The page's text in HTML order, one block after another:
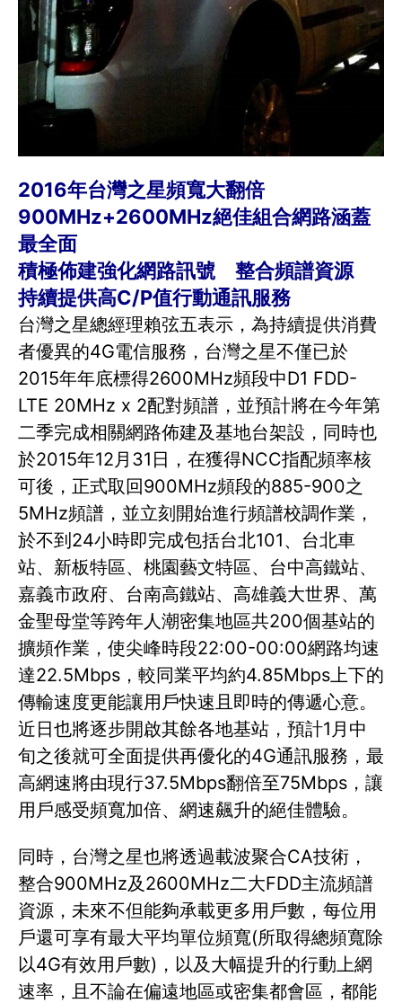
2016年台灣之星頻寬大翻倍
900MHz+2600MHz絕佳組合網路涵蓋
最全面
積極佈建強化網路訊號 整合頻譜資源
持續提供高C/P值行動通訊服務
台灣之星總經理賴弦五表示，為持續提供消費
者優異的4G電信服務，台灣之星不僅已於
2015年年底標得2600MHz頻段中D1 FDD-
LTE 20MHz x 2配對頻譜，並預計將在今年第
二季完成相關網路佈建及基地台架設，同時也
於2015年12月31日，在獲得NCC指配頻率核
可後，正式取回900MHz頻段的885-900之
5MHz頻譜，並立刻開始進行頻譜校調作業，
於不到24小時即完成包括台北101、台北車
站、新板特區、桃園藝文特區、台中高鐵站、
嘉義市政府、台南高鐵站、高雄義大世界、萬
金聖母堂等跨年人潮密集地區共200個基站的
擴頻作業，使尖峰時段22:00-00:00網路均速
達22.5Mbps，較同業平均約4.85Mbps上下的
傳輸速度更能讓用戶快速且即時的傳遞心意。
近日也將逐步開啟其餘各地基站，預計1月中
旬之後就可全面提供再優化的4G通訊服務，最
高網速將由現行37.5Mbps翻倍至75Mbps，讓
用戶感受頻寬加倍、網速飆升的絕佳體驗。
同時，台灣之星也將透過載波聚合CA技術，
整合900MHz及2600MHz二大FDD主流頻譜
資源，未來不但能夠承載更多用戶數，每位用
戶還可享有最大平均單位頻寬(所取得總頻寬除
以4G有效用戶數)，以及大幅提升的行動上網
速率，且不論在偏遠地區或密集都會區，都能